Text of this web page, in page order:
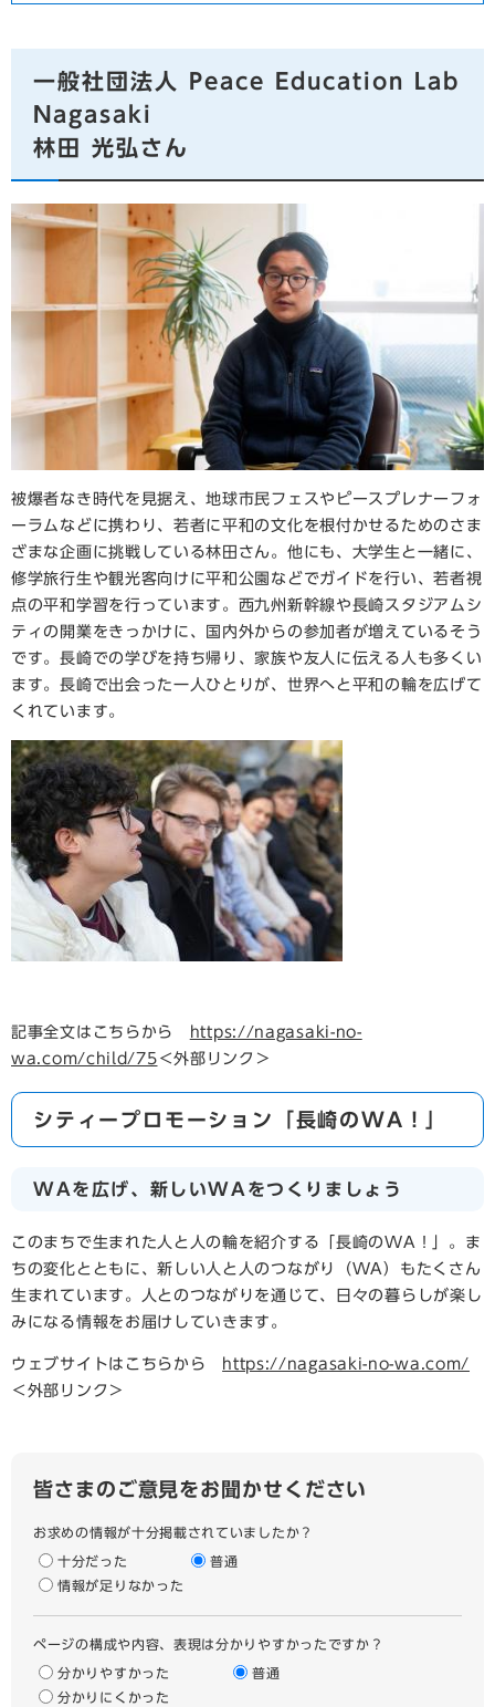
一般社団法人 Peace Education Lab
Nagasaki
林田 光弘さん
被爆者なき時代を見据え、地球市民フェスやピースプレナーフォ
ーラムなどに携わり、若者に平和の文化を根付かせるためのさま
ざまな企画に挑戦している林田さん。他にも、大学生と一緒に、
修学旅行生や観光客向けに平和公園などでガイドを行い、若者視
点の平和学習を行っています。西九州新幹線や長崎スタジアムシ
ティの開業をきっかけに、国内外からの参加者が増えているそう
です。長崎での学びを持ち帰り、家族や友人に伝える人も多くい
ます。長崎で出会った一人ひとりが、世界へと平和の輪を広げて
くれています。​
記事全文はこちらから
https://nagasaki-no-
wa.com/child/75 ＜外部リンク＞
シティープロモーション「長崎のWA！」
WAを広げ、新しいWAをつくりましょう
​このまちで生まれた人と人の輪を紹介する「長崎のWA！」。ま
ちの変化とともに、新しい人と人のつながり（WA）もたくさん
生まれています。人とのつながりを通じて、日々の暮らしが楽し
みになる情報をお届けしていきます。
ウェブサイトはこちらから
https://nagasaki-no-wa.com/
＜外部リンク＞
皆さまのご意見をお聞かせください
お求めの情報が十分掲載されていましたか？
十分だった
普通
情報が足りなかった
ページの構成や内容、表現は分かりやすかったですか？
分かりやすかった
普通
分かりにくかった